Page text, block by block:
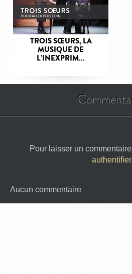
TROIS SŒURS, LA
MUSIQUE DE
L’INEXPRIM...
Pour laisser un
authentifier.
Aucun commentaire